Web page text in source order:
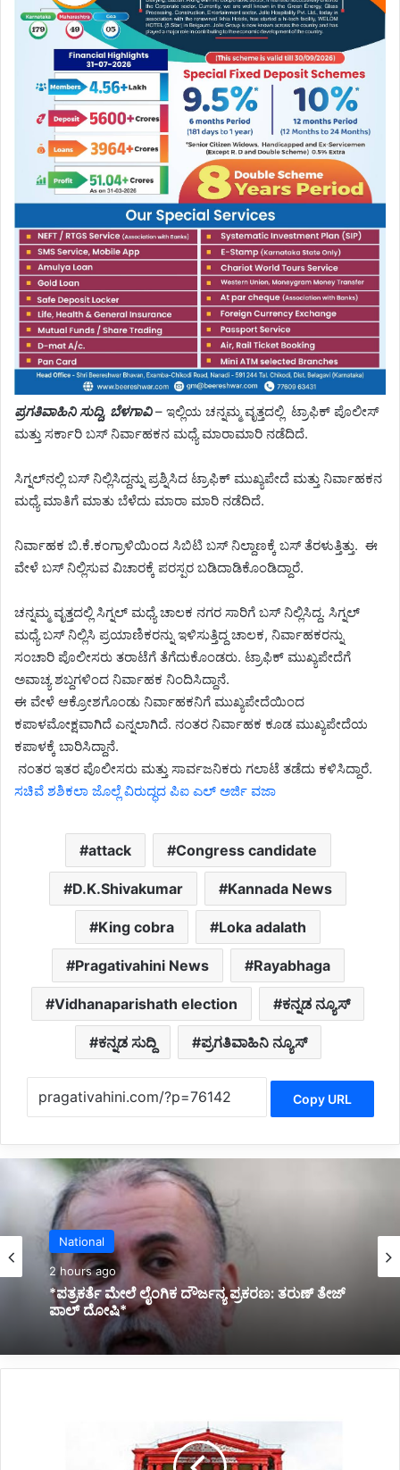
ಪ್ರಗತಿವಾಹಿನಿ ಸುದ್ದಿ, ಬೆಳಗಾವಿ– ಇಲ್ಲಿಯ ಚನ್ನಮ್ಮ ವೃತ್ತದಲ್ಲಿ ಟ್ರಾಫಿಕ್ ಪೊಲೀಸ್
ಮತ್ತು ಸರ್ಕಾರಿ ಬಸ್ ನಿರ್ವಾಹಕನ‌ ಮಧ್ಯೆ ಮಾರಾಮಾರಿ ನಡೆದಿದೆ.
ಸಿಗ್ನಲ್‌ನಲ್ಲಿ ಬಸ್ ನಿಲ್ಲಿಸಿದ್ದ‌ನ್ನು‌ ಪ್ರಶ್ನಿಸಿದ ಟ್ರಾಫಿಕ್ ಮುಖ್ಯಪೇದೆ ಮತ್ತು ನಿರ್ವಾಹಕನ
ಮಧ್ಯೆ ಮಾತಿಗೆ ಮಾತು ಬೆಳೆದು ಮಾರಾ ಮಾರಿ ನಡೆದಿದೆ.
ನಿರ್ವಾಹಕ ಬಿ.ಕೆ.ಕಂಗ್ರಾಳಿಯಿಂದ ಸಿಬಿಟಿ ಬಸ್ ನಿಲ್ದಾಣಕ್ಕೆ ಬಸ್ ತೆರಳುತ್ತಿತ್ತು. ಈ
ವೇಳೆ ಬಸ್ ನಿಲ್ಲಿಸುವ ವಿಚಾರಕ್ಕೆ ಪರಸ್ಪರ ಬಡಿದಾಡಿಕೊಂಡಿದ್ದಾರೆ.
ಚನ್ನಮ್ಮ ವೃತ್ತದಲ್ಲಿ ಸಿಗ್ನಲ್ ಮಧ್ಯೆ ಚಾಲಕ ನಗರ ಸಾರಿಗೆ ಬಸ್ ನಿಲ್ಲಿಸಿದ್ದ. ಸಿಗ್ನಲ್
ಮಧ್ಯೆ ಬಸ್ ನಿಲ್ಲಿಸಿ ಪ್ರಯಾಣಿಕರನ್ನು ಇಳಿಸುತ್ತಿದ್ದ ಚಾಲಕ, ನಿರ್ವಾಹಕರನ್ನು
ಸಂಚಾರಿ ಪೊಲೀಸರು ತರಾಟೆಗೆ ತೆಗೆದುಕೊಂಡರು. ಟ್ರಾಫಿಕ್ ಮುಖ್ಯಪೇದೆಗೆ
ಅವಾಚ್ಯ ಶಬ್ದಗಳಿಂದ ನಿರ್ವಾಹಕ ನಿಂದಿಸಿದ್ದಾನೆ.
ಈ ವೇಳೆ ಆಕ್ರೋಶಗೊಂಡು ನಿರ್ವಾಹಕನಿಗೆ ಮುಖ್ಯಪೇದೆಯಿಂದ
ಕಪಾಳಮೋಕ್ಷವಾಗಿದೆ ಎನ್ನಲಾಗಿದೆ. ನಂತರ ನಿರ್ವಾಹಕ ಕೂಡ ಮುಖ್ಯಪೇದೆಯ
ಕಪಾಳಕ್ಕೆ ಬಾರಿಸಿದ್ದಾನೆ.
ನಂತರ ಇತರ ಪೊಲೀಸರು ಮತ್ತು ಸಾರ್ವಜನಿಕರು ಗಲಾಟೆ ತಡೆದು ಕಳಿಸಿದ್ದಾರೆ.
ಸಚಿವೆ ಶಶಿಕಲಾ ಜೊಲ್ಲೆ ವಿರುದ್ಧದ ಪಿಐ ಎಲ್ ಅರ್ಜಿ ವಜಾ
attack Congress candidate
D.K.Shivakumar Kannada News
King cobra Loka adalath
Pragativahini News Rayabhaga
Vidhanaparishath election ಕನ್ನಡ ನ್ಯೂಸ್
ಕನ್ನಡ ಸುದ್ದಿ ಪ್ರಗತಿವಾಹಿನಿ ನ್ಯೂಸ್
Copy URL
Latest
2 hours ago
*ರಾಜ್ಯ ಸರ್ಕಾರದಿಂದ ಐವರು IAS ಅಧಿಕಾರಿಗಳ ದಿಢೀರ್
ವರ್ಗಾವಣೆ*